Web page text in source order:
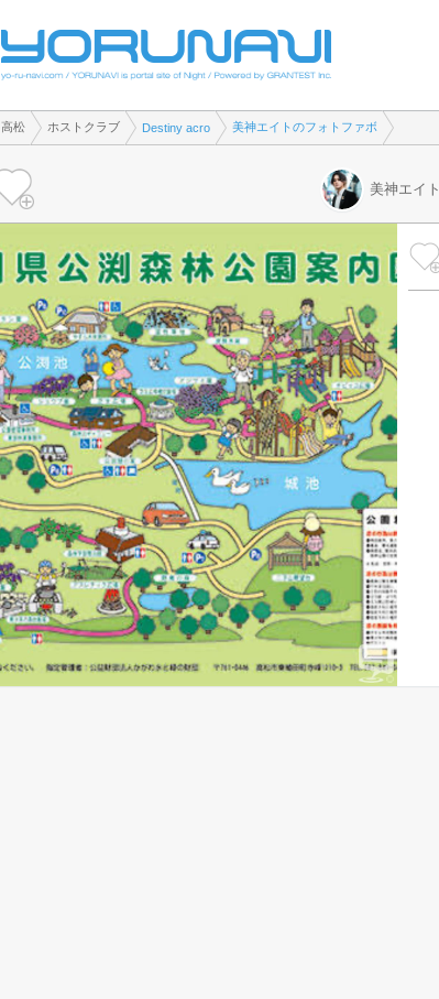
でホストクラブのことなら、ホストクラブ Destiny acro([kana])
香川県版
高松 ホストクラブ Destiny acro 美神エイトのフォトファボ
美神エイト